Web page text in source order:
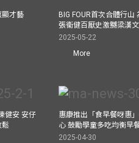
顯才藝
BIG FOUR首次合體行
張衞健百厭史激嬲梁漢
2025-05-22
More
健安 安仔
惠康推出「食早餐呀惠
心 鼓勵學童多吃均衡早
2025-04-30